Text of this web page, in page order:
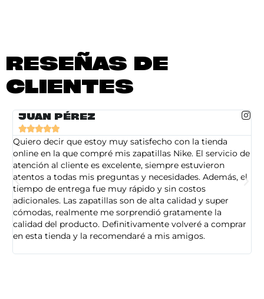
RESEÑAS DE
CLIENTES
JUAN PÉREZ

Quiero decir que estoy muy satisfecho con la tienda
online en la que compré mis zapatillas Nike. El servicio de
atención al cliente es excelente, siempre estuvieron
atentos a todas mis preguntas y necesidades. Además, el
tiempo de entrega fue muy rápido y sin costos
adicionales. Las zapatillas son de alta calidad y super
cómodas, realmente me sorprendió gratamente la
calidad del producto. Definitivamente volveré a comprar
en esta tienda y la recomendaré a mis amigos.